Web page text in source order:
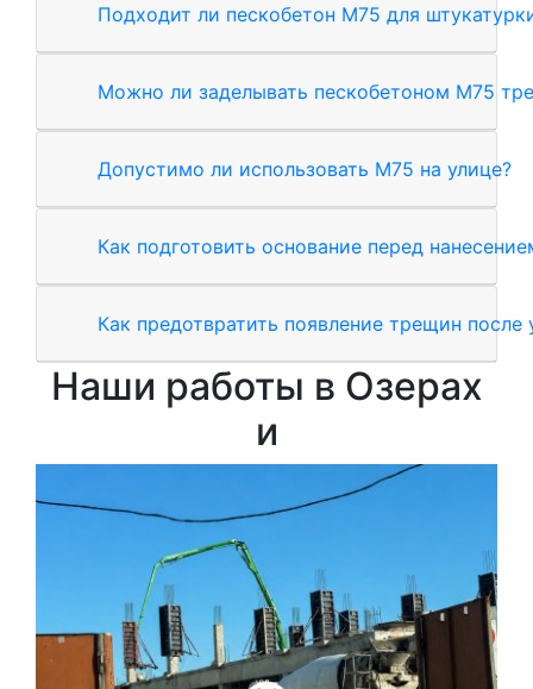
Подходит ли пескобетон М75 для
Можно ли заделывать пескобетоном М75
Допустимо ли использовать М75 на улице?
Как подготовить основание перед
Как предотвратить появление трещин после
Наши работы в Озерах
и